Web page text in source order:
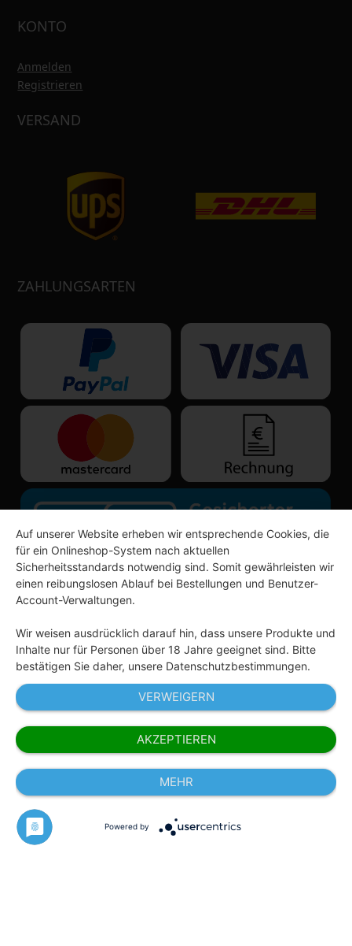
KONTO
Anmelden
Registrieren
VERSAND
ZAHLUNGSARTEN
* Alle angezeigten Preise inkl. gesetzl. MwSt. zzgl.
Versandkosten und ggf. Nachnahmegebühren.
© 2026 Happy People GmbH - Liquids für eZigaretten.
Made in Germany. Alle Rechte vorbehalten.
Jugendschutz AGB Datenschutz
Auf unserer Website erheben wir entsprechende Cookies, die
für ein Onlineshop-System nach aktuellen
Sicherheitsstandards notwendig sind. Somit gewährleisten wir
einen reibungslosen Ablauf bei Bestellungen und Benutzer-
Account-Verwaltungen.
Wir weisen ausdrücklich darauf hin, dass unsere Produkte und
Inhalte nur für Personen über 18 Jahre geeignet sind. Bitte
bestätigen Sie daher, unsere Datenschutzbestimmungen.
VERWEIGERN
AKZEPTIEREN
MEHR
Powered by